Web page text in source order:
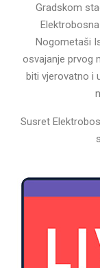
Gradskom
Nogometaši
osvajanje prvog
biti vjerovatno i
Susret